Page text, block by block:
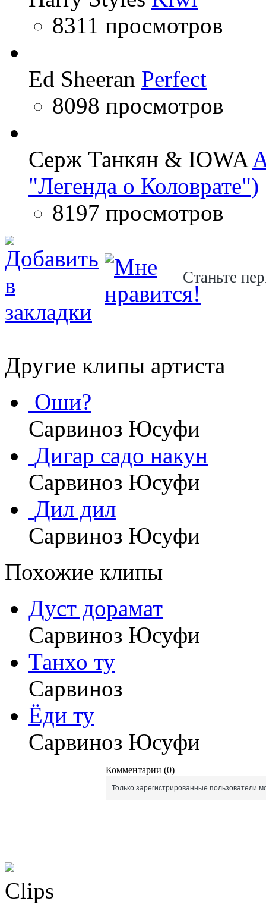
8311 просмотров
Ed Sheeran Perfect
8098 просмотров
Серж Танкян & IOWA
"Легенда о Коловрате")
8197 просмотров
Станьте
Другие клипы артиста
Оши?
Сарвиноз Юсуфи
Дигар садо накун
Сарвиноз Юсуфи
Дил дил
Сарвиноз Юсуфи
Похожие клипы
Дуст дорамат
Сарвиноз Юсуфи
Танхо ту
Сарвиноз
Ёди ту
Сарвиноз Юсуфи
Комментарии (0)
Только зарегистрированные пользователи
Clips